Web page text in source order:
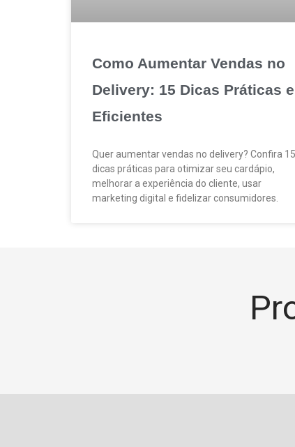
Como Aumentar Vendas no
Delivery: 15 Dicas Práticas e
Eficientes
Quer aumentar vendas no delivery? Confira 15
dicas práticas para otimizar seu cardápio,
melhorar a experiência do cliente, usar
marketing digital e fidelizar consumidores.